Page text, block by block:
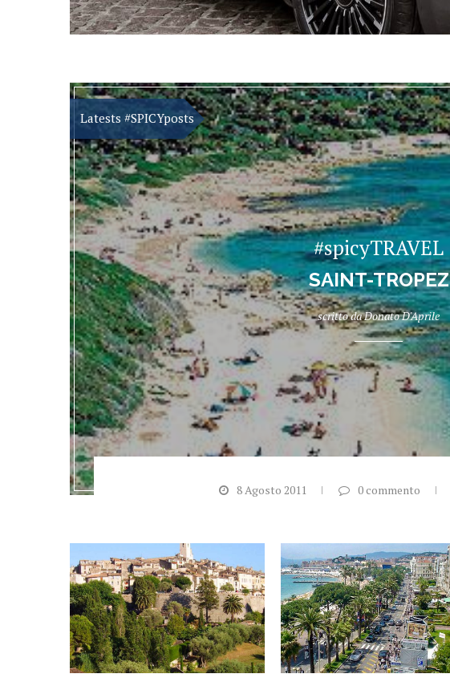
#spicyTRAVEL
SAINT-TROPEZ
scritto daDonato D'Aprile
8 Agosto 2011 0 commento